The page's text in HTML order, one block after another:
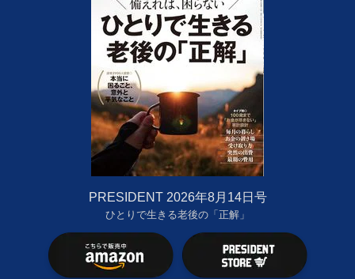
PRESIDENT 2026年8月14日号
ひとりで生きる老後の「正解」